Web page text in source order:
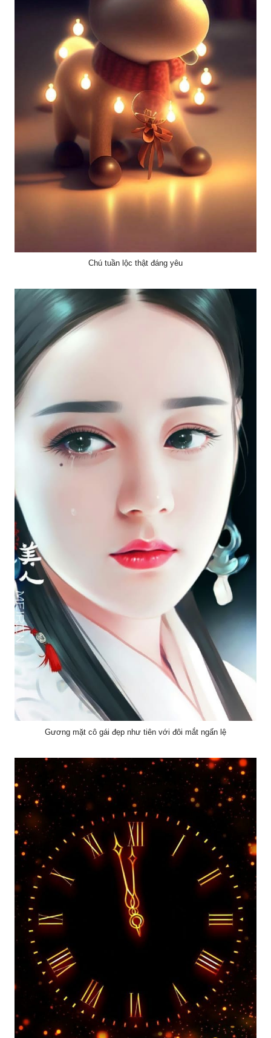
Chú tuần lộc thật đáng yêu
Gương mặt cô gái đẹp như tiên với đôi mắt ngấn lệ